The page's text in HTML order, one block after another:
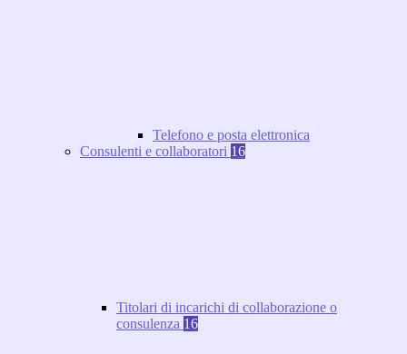
Telefono e posta elettronica
Consulenti e collaboratori 16
Titolari di incarichi di collaborazione o
consulenza 16